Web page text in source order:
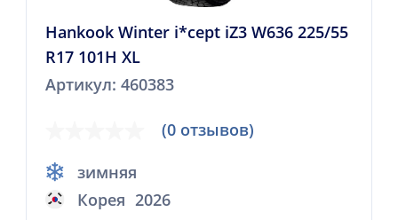
Hankook Winter i*cept iZ3 W636 225/55
R17 101H XL
Артикул: 460383
(0 отзывов)
зимняя
Корея 2026